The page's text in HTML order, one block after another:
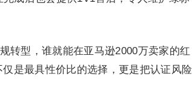
转型，谁就能在亚马逊2000万卖家的红
是最具性价比的选择，更是把认证风险